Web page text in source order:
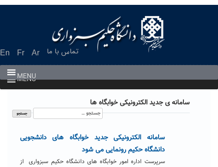
En Fr Ar تماس با ما
MENU
MENU
سامانه ی جدید الکترونیکی خوابگاه ها
جستجو
برای:
سامانه الکترونیکی جدید خوابگاه های دانشجویی
دانشگاه حکیم رونمایی می شود
سرپرست اداره امور خوابگاه های دانشگاه حکیم سبزواری از